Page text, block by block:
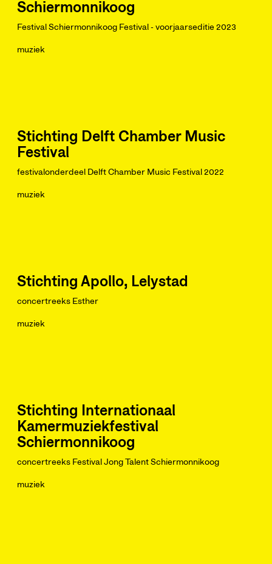
Schiermonnikoog
Festival Schiermonnikoog Festival - voorjaarseditie 2023
muziek
Stichting Delft Chamber Music
Festival
festivalonderdeel Delft Chamber Music Festival 2022
muziek
Stichting Apollo, Lelystad
concertreeks Esther
muziek
Stichting Internationaal
Kamermuziekfestival
Schiermonnikoog
concertreeks Festival Jong Talent Schiermonnikoog
muziek